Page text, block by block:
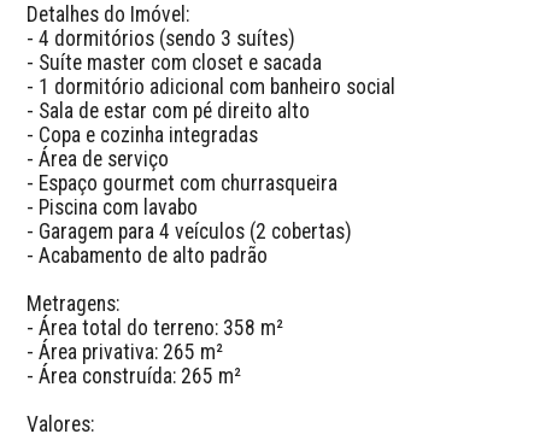
Detalhes do Imóvel:
- 4 dormitórios (sendo 3 suítes)
- Suíte master com closet e sacada
- 1 dormitório adicional com banheiro social
- Sala de estar com pé direito alto
- Copa e cozinha integradas
- Área de serviço
- Espaço gourmet com churrasqueira
- Piscina com lavabo
- Garagem para 4 veículos (2 cobertas)
- Acabamento de alto padrão
Metragens:
- Área total do terreno: 358 m²
- Área privativa: 265 m²
- Área construída: 265 m²
Valores: